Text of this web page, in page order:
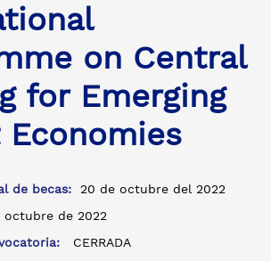
on Central
for Emerging
Economies
de becas: 20 de octubre del 2022
octubre de 2022
CERRADA